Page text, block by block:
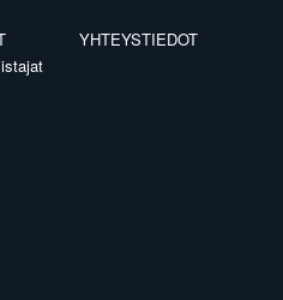
YHTEYSTIEDOT